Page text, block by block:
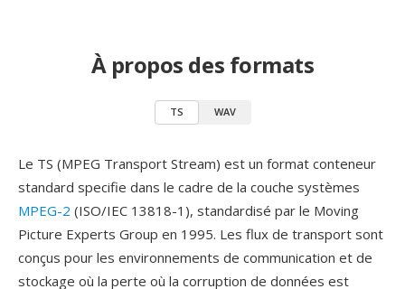
À propos des formats
TS WAV
Le TS (MPEG Transport Stream) est un format conteneur
standard specifie dans le cadre de la couche systèmes
MPEG-2 (ISO/IEC 13818-1), standardisé par le Moving
Picture Experts Group en 1995. Les flux de transport sont
conçus pour les environnements de communication et de
stockage où la perte où la corruption de données est